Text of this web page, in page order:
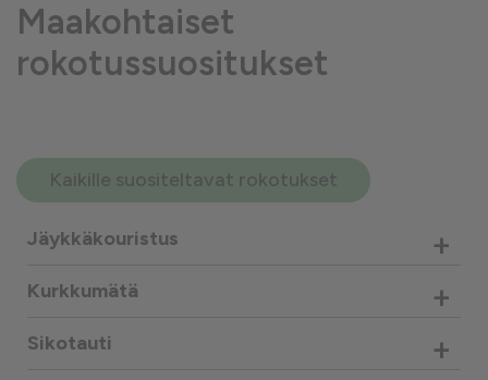
Maakohtaiset
rokotussuositukset
Kaikille suositeltavat rokotukset
Jäykkäkouristus +
Kurkkumätä +
Sikotauti +